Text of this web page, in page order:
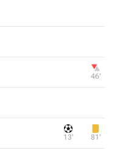
46‎’‎
13‎’‎ 81‎’‎